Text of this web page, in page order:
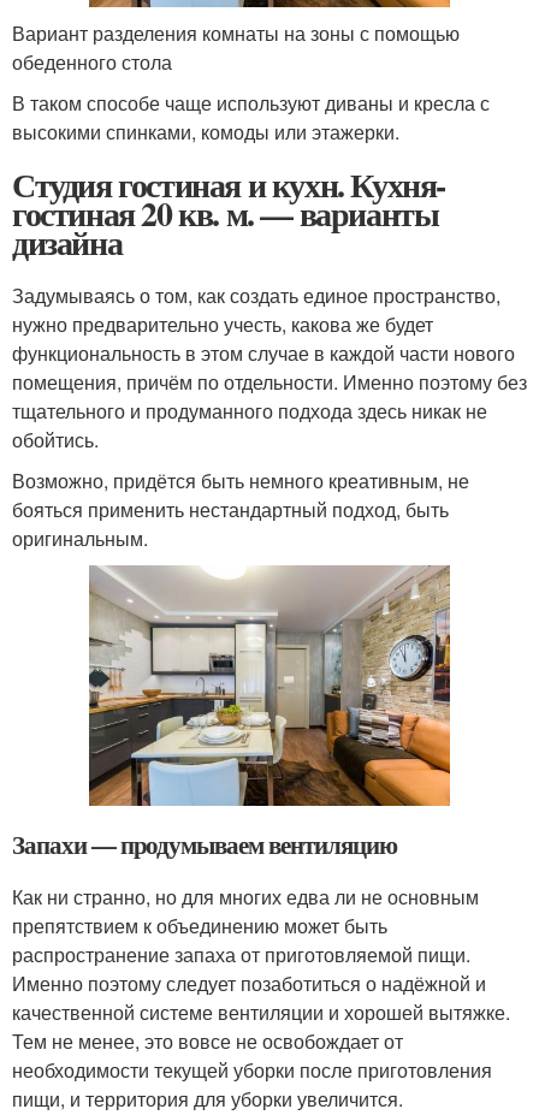
Вариант разделения комнаты на зоны с помощью
обеденного стола
В таком способе чаще используют диваны и кресла с
высокими спинками, комоды или этажерки.
Студия гостиная и кухн. Кухня-
гостиная 20 кв. м. — варианты
дизайна
Задумываясь о том, как создать единое пространство,
нужно предварительно учесть, какова же будет
функциональность в этом случае в каждой части нового
помещения, причём по отдельности. Именно поэтому без
тщательного и продуманного подхода здесь никак не
обойтись.
Возможно, придётся быть немного креативным, не
бояться применить нестандартный подход, быть
оригинальным.
Запахи — продумываем вентиляцию
Как ни странно, но для многих едва ли не основным
препятствием к объединению может быть
распространение запаха от приготовляемой пищи.
Именно поэтому следует позаботиться о надёжной и
качественной системе вентиляции и хорошей вытяжке.
Тем не менее, это вовсе не освобождает от
необходимости текущей уборки после приготовления
пищи, и территория для уборки увеличится.